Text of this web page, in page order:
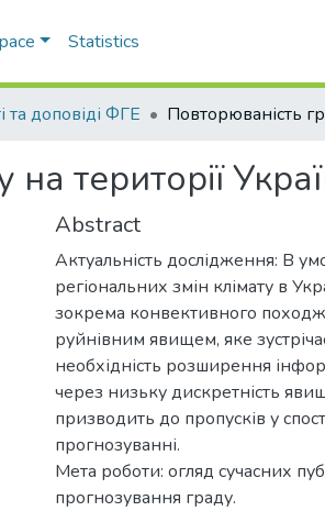
Statistics
та доповіді ФГЕ
території
Abstract
Актуальність дослідження: В
регіональних змін клімату в
зокрема конвективного
руйнівним явищем, яке
необхідність розширення
через низьку дискретність
призводить до пропусків у
прогнозуванні.
Мета роботи: огляд сучасних
прогнозування граду.